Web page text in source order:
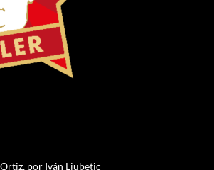
por Iván Ljubetic